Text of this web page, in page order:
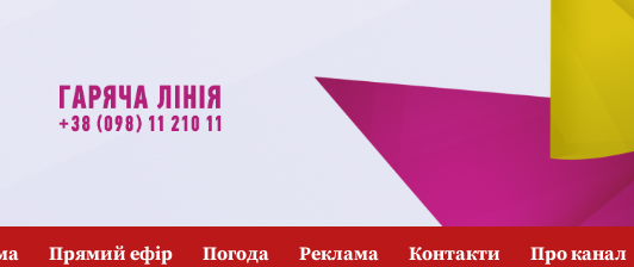
Прямий ефір Погода Реклама Контакти Про канал